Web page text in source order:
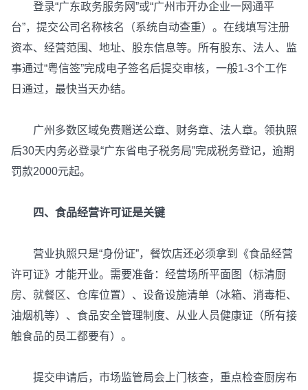
登录“广东政务服务网”或“广州市开办企业一网通平
台”，提交公司名称核名（系统自动查重）。在线填写注册
资本、经营范围、地址、股东信息等。所有股东、法人、监
事通过“粤信签”完成电子签名后提交审核，一般1-3个工作
日通过，最快当天办结。
广州多数区域免费赠送公章、财务章、法人章。领执照
后30天内务必登录“广东省电子税务局”完成税务登记，逾期
罚款2000元起。
四、食品经营许可证是关键
营业执照只是“身份证”，餐饮店还必须拿到《食品经营
许可证》才能开业。需要准备：经营场所平面图（标清厨
房、就餐区、仓库位置）、设备设施清单（冰箱、消毒柜、
油烟机等）、食品安全管理制度、从业人员健康证（所有接
触食品的员工都要有）。
提交申请后，市场监管局会上门核查，重点检查厨房布